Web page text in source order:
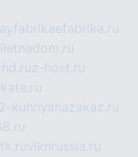
z-host.ru
kuhnyanazakaz.ru
vlknrussia.ru